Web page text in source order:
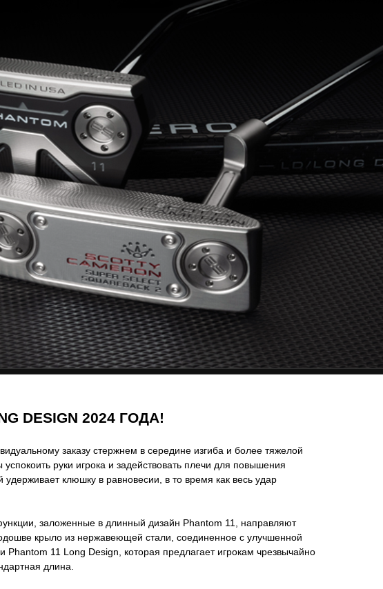
DESIGN 2024 ГОДА!
заказу стержнем в середине изгиба и более тяжелой
руки игрока и задействовать плечи для повышения
клюшку в равновесии, в то время как весь удар
заложенные в длинный дизайн Phantom 11, направляют
крыло из нержавеющей стали, соединенное с улучшенной
11 Long Design, которая предлагает игрокам чрезвычайно
длина.